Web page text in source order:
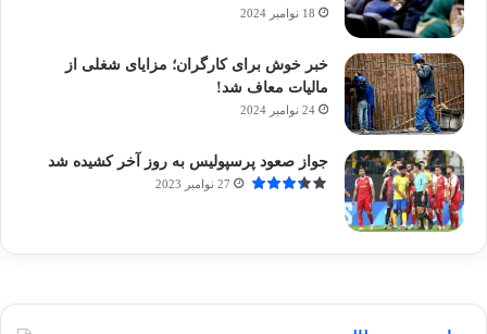
18 نوامبر 2024
خبر خوش برای کارگران؛ مزایای شغلی از
مالیات معاف شد!
24 نوامبر 2024
جواز صعود پرسپولیس به روز آخر کشیده شد
27 نوامبر 2023